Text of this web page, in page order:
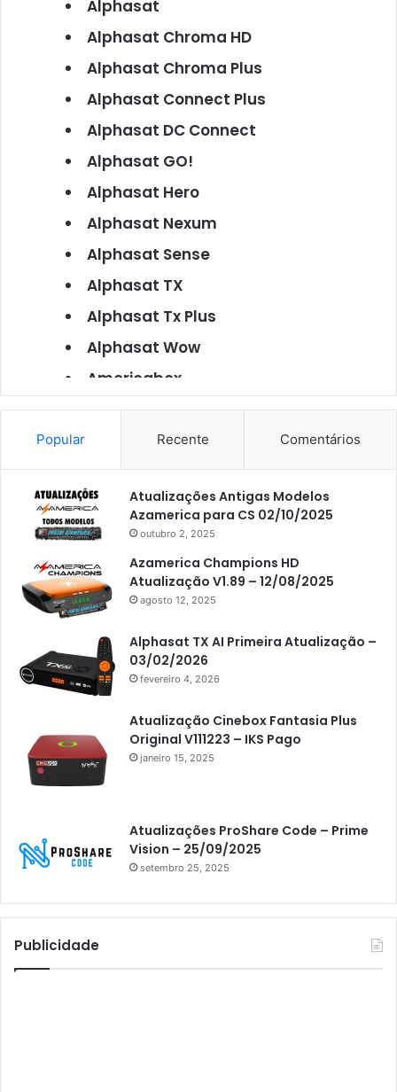
Alphasat
Alphasat Chroma HD
Alphasat Chroma Plus
Alphasat Connect Plus
Alphasat DC Connect
Alphasat GO!
Alphasat Hero
Alphasat Nexum
Alphasat Sense
Alphasat TX
Alphasat Tx Plus
Alphasat Wow
Americabox
Americabox S101
Americabox S105
Americabox S105 Plus
Americabox S205
Americabox S205 Plus
Americabox S305 Plus
Artcom
Athomics
Athomics Eon
Athomics i3
Athomics i3 Bold
Athomics Inspire Qi
Athomics Inspire Qi Lite
Athomics S3
Athomics T3
Atto
AttoNet
Popular Recente Comentários
Atualizações Antigas Modelos
Azamerica para CS 02/10/2025
outubro 2, 2025
Azamerica Champions HD
Atualização V1.89 – 12/08/2025
agosto 12, 2025
Alphasat TX AI Primeira Atualização –
03/02/2026
fevereiro 4, 2026
Atualização Cinebox Fantasia Plus
Original V111223 – IKS Pago
janeiro 15, 2025
Atualizações ProShare Code – Prime
Vision – 25/09/2025
setembro 25, 2025
Publicidade